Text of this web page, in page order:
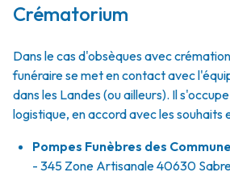
Crématorium
Dans le cas d'obsèques avec
funéraire se met en contact avec
dans les Landes (ou ailleurs). Il
logistique, en accord avec les souhaits
Pompes Funèbres des
- 345 Zone Artisanale 40630